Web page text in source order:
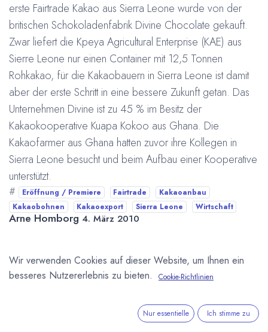
erste Fairtrade Kakao aus Sierra Leone wurde von der
britischen Schokoladenfabrik Divine Chocolate gekauft.
Zwar liefert die Kpeya Agricultural Enterprise (KAE) aus
Sierre Leone nur einen Container mit 12,5 Tonnen
Rohkakao, für die Kakaobauern in Sierra Leone ist damit
aber der erste Schritt in eine bessere Zukunft getan. Das
Unternehmen Divine ist zu 45 % im Besitz der
Kakaokooperative Kuapa Kokoo aus Ghana. Die
Kakaofarmer aus Ghana hatten zuvor ihre Kollegen in
Sierra Leone besucht und beim Aufbau einer Kooperative
unterstützt.
# Eröffnung / Premiere Fairtrade
Kakaoanbau
Kakaobohnen
Kakaoexport Sierra Leone Wirtschaft
Arne Homborg 4. März 2010
DIESEN BEITRAG TEILEN
Wir verwenden Cookies auf dieser Website, um Ihnen ein
besseres Nutzererlebnis zu bieten.
Cookie-Richtlinien
Nur essentielle Ich stimme zu